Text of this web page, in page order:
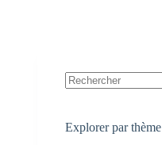
Explorer par thème